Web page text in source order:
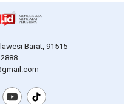
Barat, 91515